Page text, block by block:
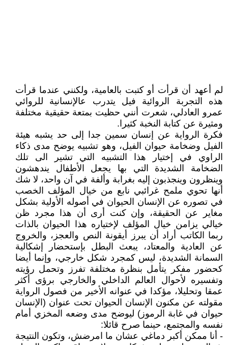
لم أعهد أن قرأت أو كتبت بالعامية، ولكنني عندما قرأت
هذه التجربة الروائية فيل يتدرب عالإنسانية للروائي
عمرو العادلي، شعرت أنني حظيت بمتعة حقيقية مختلفة
ومثيرة عن كتابة النخبة كثيرا.
فكرة الرواية عن إنسان سمين جدا إلى حد يشبه هيئة
الفيل وضخامة حيوان الفيل، وهو تشبيه يوضح مدى ذكاء
الراوي في إختيار هذا التشبيه التي تشير الى تلك
الضخامة الشديدة التي بها يجعل الأطفال يندهشون
وينظرون وينجذبون إليه بغرابة وألفة في آن واحد، لا شك
أنها تحوي ملمح غرائبي نابع من خيال المؤلف الخصب
في تصوره عن الإنسان الحيوان في أصوله الأولية بشكل
مغاير عن الحقيقة، وإن كنت أرى أن هذا مجرد ظن
خيالي يزامن خيال المؤلف لإختياره هذا الحيوان بالذات
ربما الكاتب أراد أن يبرز أيقونة النص والعجز، والخروج
عن العادية والمعتاد، يبعث البطل بإستحضار إشكالية
السمانة الشديدة، ليس كمجرد شكل خارجي، وإنما أيضا
كحضور مفكر يتأمل بنظرة مختلفة تفرز وتحمل رؤيته
وتفسيره لأحوال العالم الداخلي والخارجي برؤى أكثر
عمقا وتحليلا، مؤكدا في عنوانه الأخير من فصول الرواية
مقولته عن مكنون الإنسان الحيوان تحت عنوان (الإنسان
حيوان في غابة الرموز) ليوضح مدى وضعه المخزي أمام
نفسه والمجتمع، حينما صرح قائلا:
- أنا ممكن أكبر دماغي عشان ما امرضش، وتكون النتيجة